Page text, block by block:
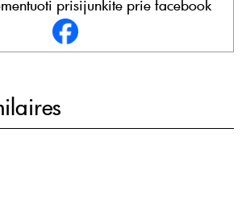
prisijunkite prie facebook